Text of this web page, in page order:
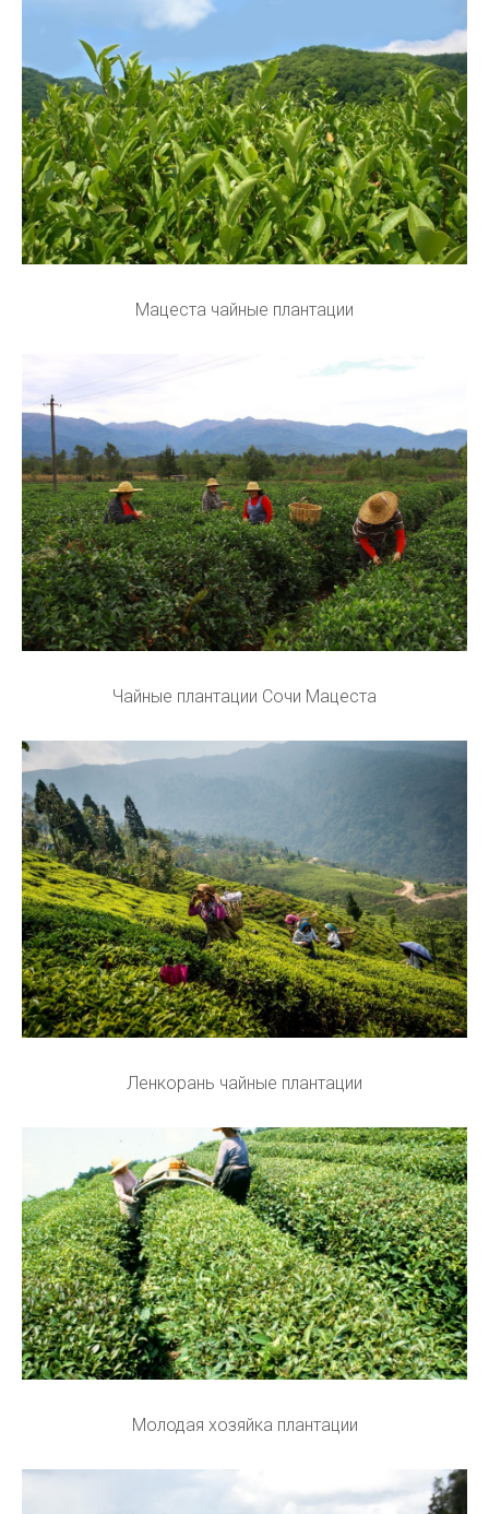
Мацеста чайные плантации
Чайные плантации Сочи Мацеста
Ленкорань чайные плантации
Молодая хозяйка плантации